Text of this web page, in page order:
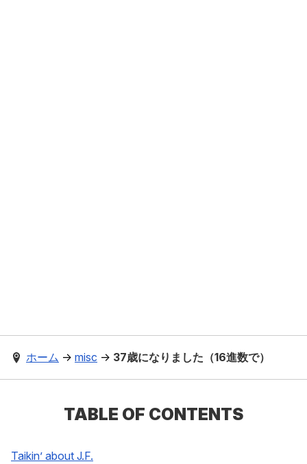
ホーム → misc → 37歳になりました（16進数で）
TABLE OF CONTENTS
Taikin’ about J.F.